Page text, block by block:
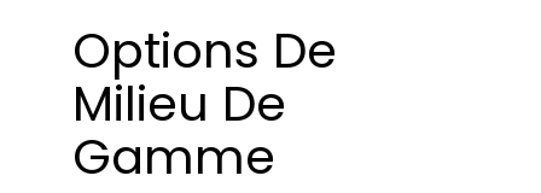
Options De
Milieu De
Gamme